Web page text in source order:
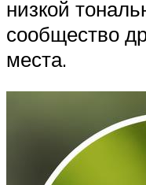
низкой
сообщество
места.